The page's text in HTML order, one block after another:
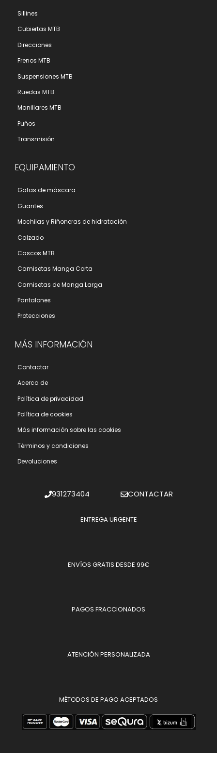
Sillines
Cubiertas MTB
Direcciones
Frenos MTB
Suspensiones MTB
Ruedas MTB
Manillares MTB
Puños
Transmisión
EQUIPAMIENTO
Gafas de máscara
Guantes
Mochilas y Riñoneras de hidratación
Calzado
Cascos MTB
Camisetas Manga Corta
Camisetas de Manga Larga
Pantalones
Protecciones
MÁS INFORMACIÓN
Contactar
Acerca de
Polí­tica de privacidad
Polí­tica de cookies
Más información sobre las cookies
Términos y condiciones
Devoluciones
931273404 CONTACTAR
ENTREGA URGENTE
ENVÍOS GRATIS DESDE 99€
PAGOS FRACCIONADOS
ATENCIÓN PERSONALIZADA
MÉTODOS DE PAGO ACEPTADOS